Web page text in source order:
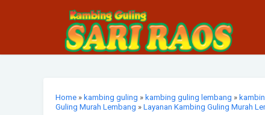
Home » kambing guling » kambing guling lembang »
Guling Murah Lembang » Layanan Kambing Guling Murah